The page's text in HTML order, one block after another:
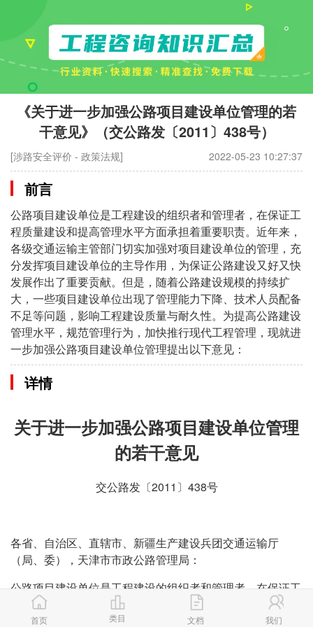
《关于进一步加强公路项目建设单位管理的若
干意见》（交公路发〔2011〕438号）
[涉路安全评价 - 政策法规] 2022-05-23 10:27:37
前言
公路项目建设单位是工程建设的组织者和管理者，在保证工
程质量建设和提高管理水平方面承担着重要职责。近年来，
各级交通运输主管部门切实加强对项目建设单位的管理，充
分发挥项目建设单位的主导作用，为保证公路建设又好又快
发展作出了重要贡献。但是，随着公路建设规模的持续扩
大，一些项目建设单位出现了管理能力下降、技术人员配备
不足等问题，影响工程建设质量与耐久性。为提高公路建设
管理水平，规范管理行为，加快推行现代工程管理，现就进
一步加强公路项目建设单位管理提出以下意见：
详情
关于进一步加强公路项目建设单位管理
的若干意见
交公路发〔2011〕438号
各省、自治区、直辖市、新疆生产建设兵团交通运输厅
（局、委），天津市市政公路管理局：
公路项目建设单位是工程建设的组织者和管理者，在保证工
程质量建设和提高管理水平方面承担着重要职责。近年来，
各级交通运输主管部门切实加强对项目建设单位的管理，充
首页 类目 文档 我们